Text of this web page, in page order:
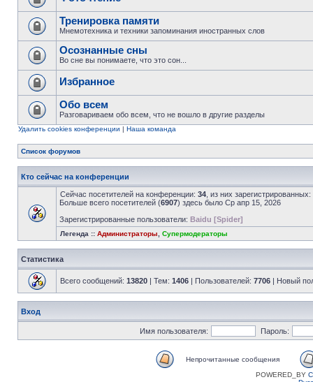
Тренировка памяти
Мнемотехника и техники запоминания иностранных слов
Осознанные сны
Во сне вы понимаете, что это сон...
Избранное
Обо всем
Разговариваем обо всем, что не вошло в другие разделы
Удалить cookies конференции | Наша команда
Список форумов
Кто сейчас на конференции
Сейчас посетителей на конференции: 34 , из них
Больше всего посетителей (6907) здесь было Ср апр 15, 2026
Зарегистрированные пользователи: Baidu [Spider]
Легенда :: Администраторы Супермодераторы
Статистика
Всего сообщений: 13820 | Тем: 1406 | Пользователей: 7706 | Новый
Вход
Имя пользователя: Пароль:
Непрочитанные сообщения
POWERED_BY